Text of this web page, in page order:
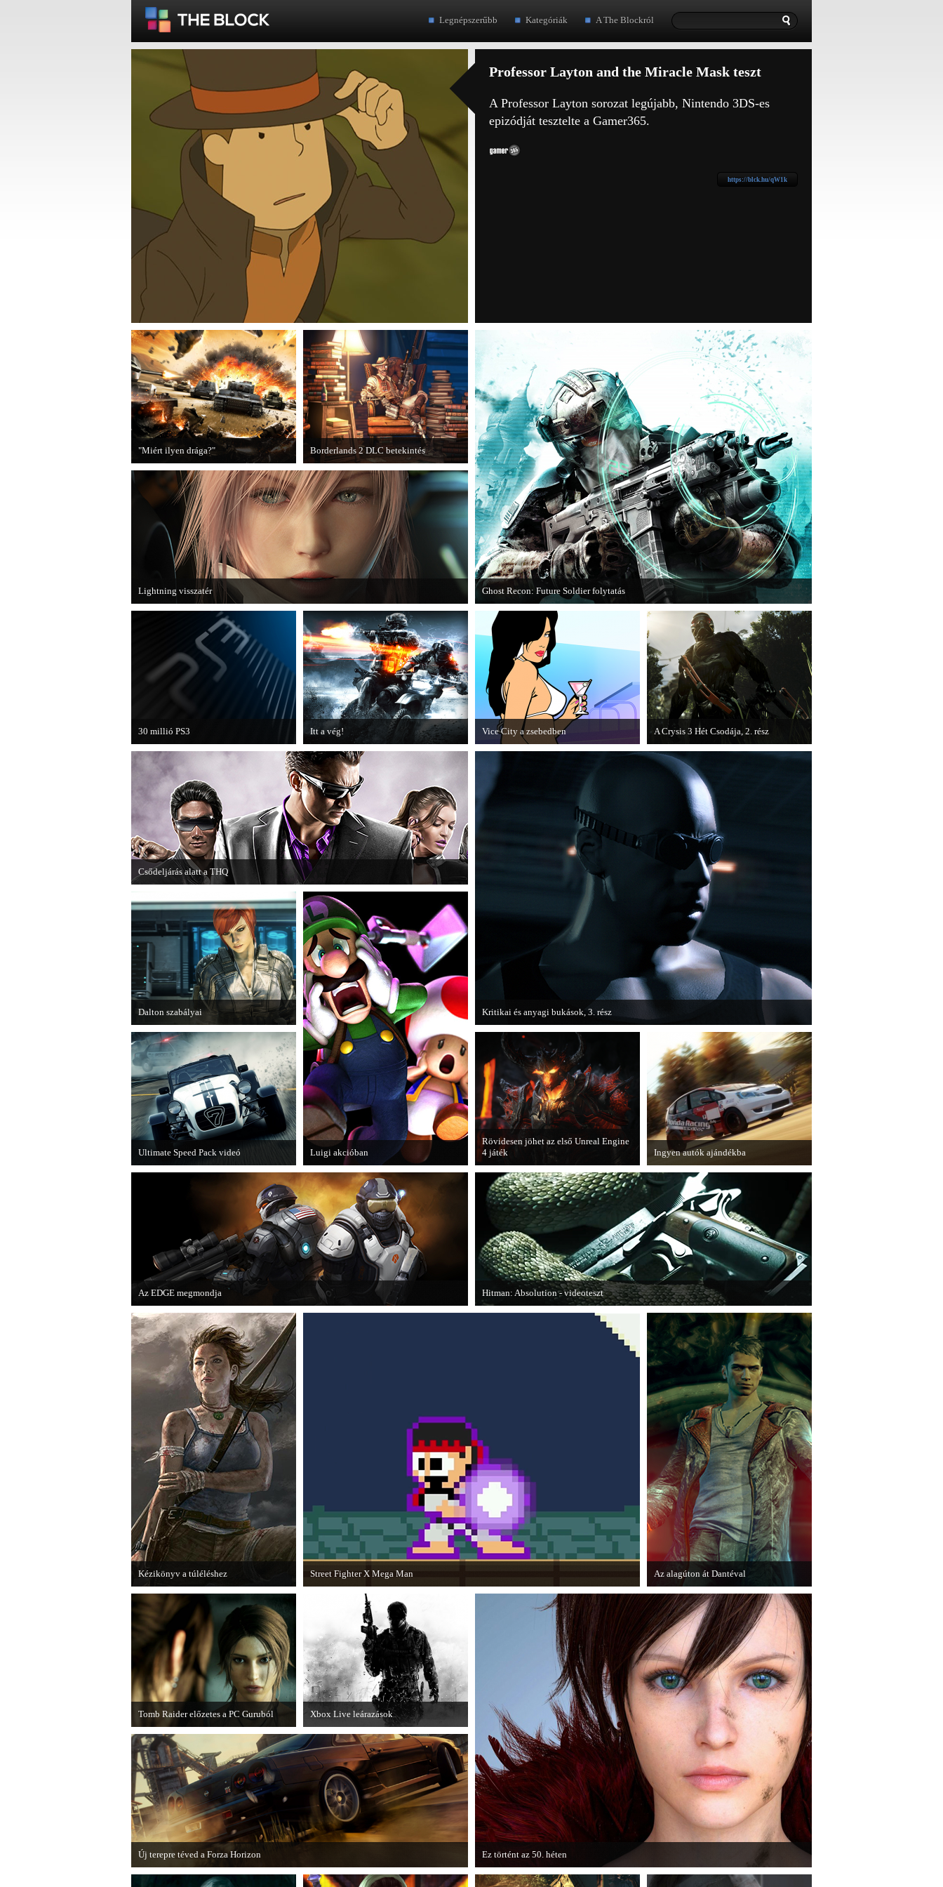
Legnépszerűbb Kategóriák A The Blockról
Professor Layton and the Miracle Mask teszt
A Professor Layton sorozat legújabb, Nintendo 3DS-es
epizódját tesztelte a Gamer365.
"Miért ilyen drága?"
A PC Guru utánajárt, miért kerülnek
olyan sokba a AAA-kategóriás
videojátékok.
Borderlands 2 DLC betekintés
2013. januárjában érkezik a a Sir
Hammerlock's Big Game Hunt DLC a
Borderlands 2 játékhoz.
Ghost Recon: Future Soldier folytatás
Több jel is utal arra, hogy készülőben van a Ghost Recon: Future Soldier következő
epizódja.
Lightning visszatér
Megjött a Lightning Returns: Final Fantasy XIII című játék első hivatalos videója.
30 millió PS3
A PAL régióban a PS3 átlépte a 30
milliós eladott darabszámot.
Itt a vég!
Hamarosan minden infó kiderül a
Battlefield 3 utolsó, End Game
kiegészítőjéről.
Vice City a zsebedben
Editionről készített tesztet a PC Guru.
A Crysis 3 Hét Csodája, 2. rész
Megjelent a Crysis 3 videosorozat
második része, amely a The Hunt címet
Csődeljárás alatt a THQ
Egy újabb videojáték-kiadó került csődeljárás alá, aki nem más, mint a THQ.
Kritikai és anyagi bukások, 3. rész
A PC Guru "Kritikai és anyagi bukások" című cikksorozatának utolsó részét
olvashatjuk.
Dalton szabályai
Új videóval jelentkezik az Insomniac
Games játéka, a Fuse.
Luigi akcióban
A Nintendo 3DS-re készülő Luigi's
Mansion: Dark Moon újabb képeken
mutatja meg magát.
Ultimate Speed Pack videó
Már elérhető a Need for Speed Most
Wanted első nagyobb kiegészítő
Rövidesen jöhet az első Unreal Engine
4 játék
A Zombie Studios készölő játéka az
Epic Games legújabb motorját, az
Unreal Engine 4-et fogja használni.
Ingyen autók ajándékba
A Forza Horizon készítői ingyenesen
letölthető autókkal kedveskednek a
játékosok számára.
Az EDGE megmondja
Az egyik leghíresebb játékmagazin, az EDGE is elmondja, hogy szerinte melyek
voltak idén a legjobb játékok.
Hitman: Absolution - videoteszt
A PC Gurutól Bate és Chris mutatják be a legújabb Hitmant.
Kézikönyv a túléléshez
A Tomb Raider sem ússza meg a
manapság már kötelező videosorozatot.
Street Fighter X Mega Man
A Capcom ismert karakterei ismét összecsapnak - ingyenesen letölthető a Street
Fighter X Mega Man.
Az alagúton át Dantéval
A Devil May Cry újragondolás új
játékmenet-videóval jelentkezik.
Tomb Raider előzetes a PC Guruból
A PC Guru friss számában több oldalon
olvashatunk az új Tomb Raiderről,
mely cikkből most egy részletet online
is közzétettek.
Xbox Live leárazások
December 18-án az Xbox Live
rendszerében is elkezdődnek a
karácsonyi akciózások.
Ez történt az 50. héten
A héten nagyot villantottak a japán fejlesztők. A Phamtom Pain mellett a Square Enix
Új terepre téved a Forza Horizon
Hamarosan megérkezik a Forza Horizon első nagyszabású kiegészítője, a Rally